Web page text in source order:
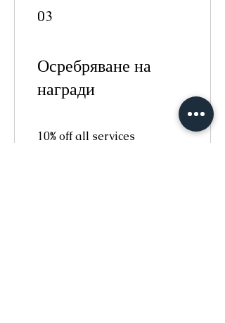
03
Осребряване на
награди
10% off all services